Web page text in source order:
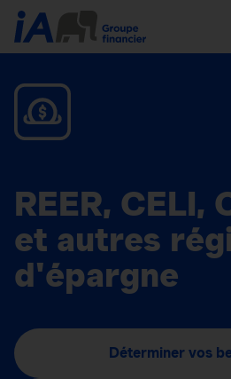
REER, CELI,
et autres
d'épargne
Déterminer vos